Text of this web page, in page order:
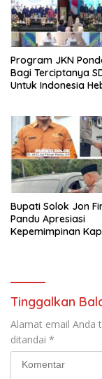
Program JKN
Bagi Terciptanya
Untuk Indonesia
Bupati Solok Jon
Pandu Apresiasi
Kepemimpinan
Tinggalkan
Alamat email Anda
ditandai *